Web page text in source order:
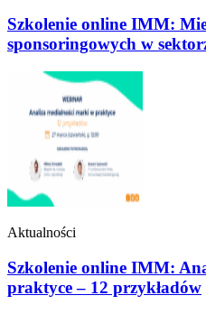
Szkolenie online IMM:
sponsoringowych w
Aktualności
Szkolenie online IMM:
praktyce – 12 przykładów